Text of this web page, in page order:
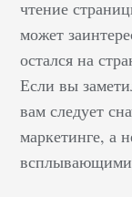
чтение
может
остался на
Если вы
вам следует
маркетинге, а